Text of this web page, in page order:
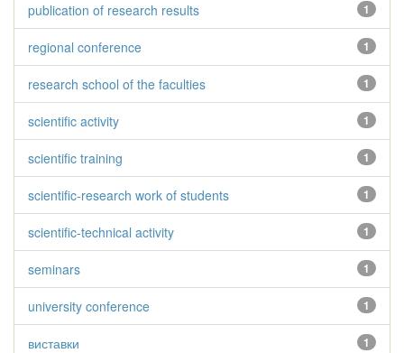
1
publication of research results
1
regional conference
1
research school of the faculties
1
scientific activity
1
scientific training
1
scientific-research work of students
1
scientific-technical activity
1
seminars
1
university conference
1
виставки